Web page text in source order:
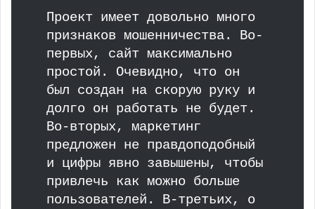
Проект имеет довольно много
признаков мошенничества. Во-
первых, сайт максимально
простой. Очевидно, что он
был создан на скорую руку и
долго он работать не будет.
Во-вторых, маркетинг
предложен не правдоподобный
и цифры явно завышены, чтобы
привлечь как можно больше
пользователей. В-третьих, о